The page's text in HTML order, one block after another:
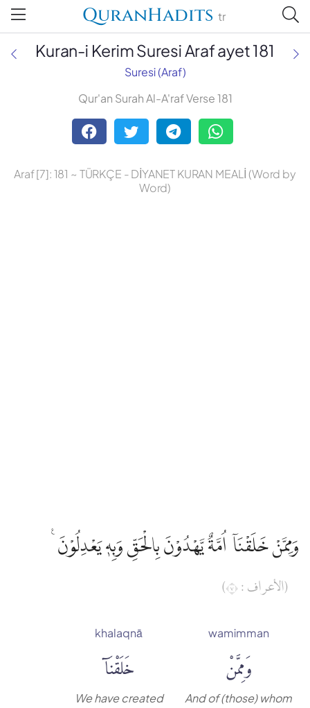
QuranHadits tr
Abdulbaki Gölpınarlı
Adem Uğur
Ali Bulaç
İbni Kesir
Muhammed Esed
Kuran-i Kerim Suresi Araf ayet 181
Suresi (Araf)
Qur'an Surah Al-A'raf Verse 181
Araf [7]: 181 ~ TÜRKÇE - DİYANET KURAN MEALİ (Word by
Word)
وَمِمَّنْ خَلَقْنَآ اُمَّةٌ يَّهْدُوْنَ بِالْحَقِّ وَبِهٖ يَعْدِلُوْنَ ࣖ
(الأعراف : ٧)
wamimman
وَمِمَّنْ
And of (those) whom
khalaqnā
خَلَقْنَآ
We have created